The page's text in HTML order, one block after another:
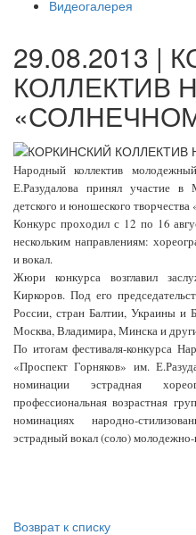
Видеогалерея
29.08.2013 |
КОЛЛЕКТИВ
Народный коллектив
Е.Разудалова принял участие в
детского и юношеского
Конкурс проходил с 12 по 16
нескольким направлениям:
и вокал.
Жюри конкурса возглавил
Киркоров. Под его
России, стран Балтии, Украины и
Москва, Владимира, Минска и
По итогам фестиваля-конкурса
«Проспект Горняков» им.
номинации эстрадная
профессиональная возрастная
номинациях народно-
эстрадный вокал (соло)
Возврат к списку